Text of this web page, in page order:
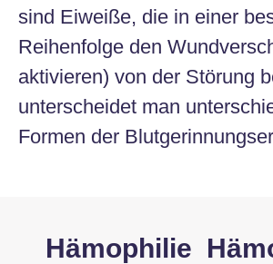
sind Eiweiße, die in einer
Reihenfolge den
aktivieren) von der Störung
unterscheidet man
Formen der
Hämophilie